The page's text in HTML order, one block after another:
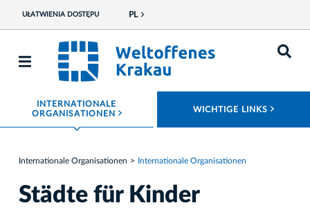
UŁATWIENIA DOSTĘPU PL
INTERNATIONALE
ORGANISATIONEN ROZWIŃ MENU WICHTIGE LINKS
Internationale Organisationen Internationale Organisationen
Städte für Kinder